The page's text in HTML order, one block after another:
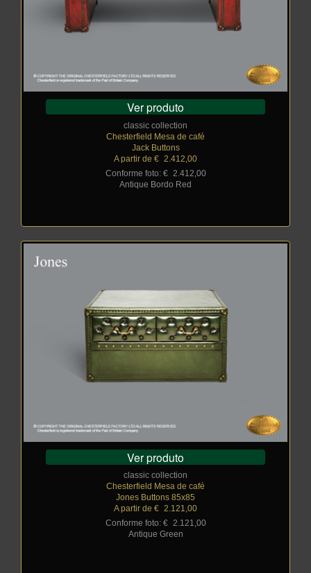
Ver produto
classic collection
Chesterfield Mesa de café
Jack Buttons
A partir de € 2.412,00
Conforme foto: €_
2.412,00
Antique Bordo Red
Ver produto
classic collection
Chesterfield Mesa de café
Jones Buttons 85x85
A partir de € 2.121,00
Conforme foto: €_
2.121,00
Antique Green